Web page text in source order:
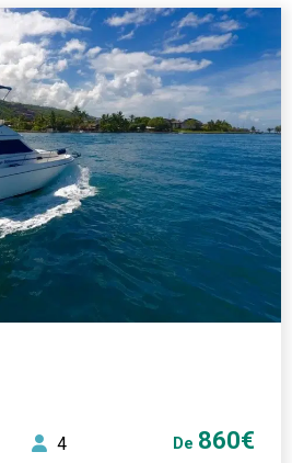
4 De 860€